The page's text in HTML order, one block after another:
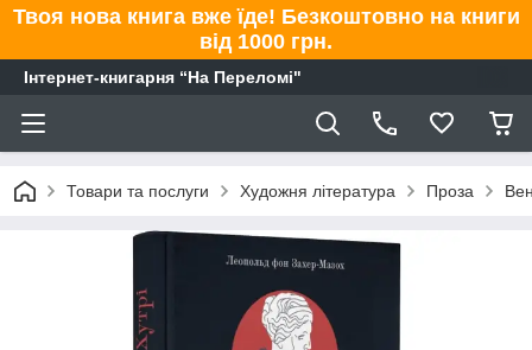
Твоя нова книга вже їде! Безкоштовно на книги
від 1000 грн.
Інтернет-книгарня “На Переломі"
Товари та послуги Художня література Проза